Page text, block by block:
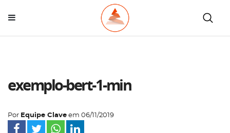
exemplo-bert-1-min
Por Equipe Clave em 06/11/2019